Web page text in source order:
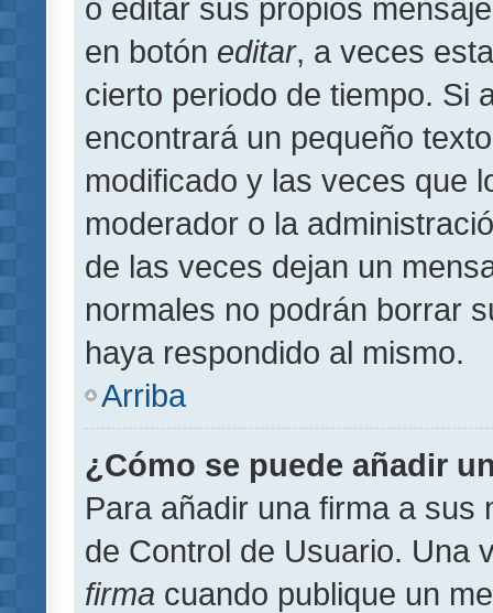
o editar sus propios
en botón editar, a veces
cierto periodo de tiempo. Si
encontrará un pequeño
modificado y las veces que
moderador o la
de las veces dejan un
normales no podrán borrar
haya respondido al mismo.
Arriba
¿Cómo se puede añadir
Para añadir una firma a sus
de Control de Usuario. Una
firma cuando publique un